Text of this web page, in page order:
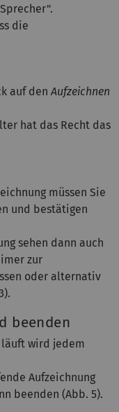
die
auf denAufzeichnen
hat das Recht das
müssen Sie
und bestätigen
sehen dann auch
zur
oder alternativ
beenden
läuft wird jedem
Aufzeichnung
beenden (Abb. 5).